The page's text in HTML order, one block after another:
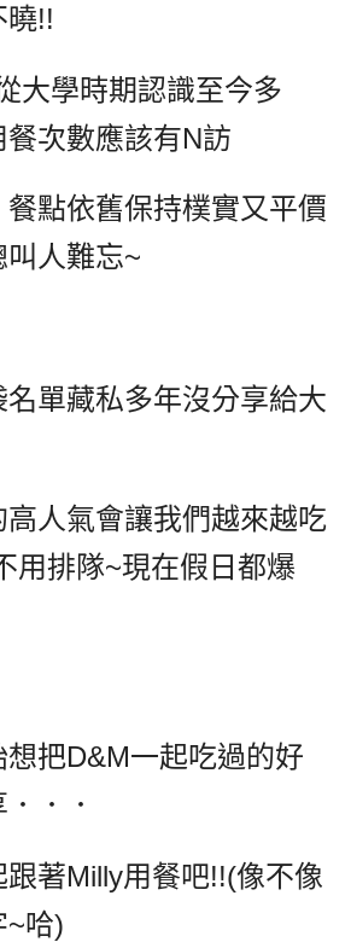
曉!!
大學時期認識至今多
次數應該有N訪
點依舊保持樸實又平價
叫人難忘~
單藏私多年沒分享給大
人氣會讓我們越來越吃
用排隊~現在假日都爆
把D&M一起吃過的好
．．
著Milly用餐吧!!(像不像
~哈)